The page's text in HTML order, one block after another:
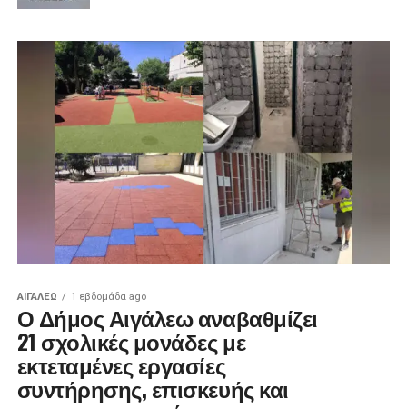
ΑΙΓΑΛΕΩ 1 εβδομάδα ago
Ο Δήμος Αιγάλεω αναβαθμίζει
21 σχολικές μονάδες με
εκτεταμένες εργασίες
συντήρησης, επισκευής και